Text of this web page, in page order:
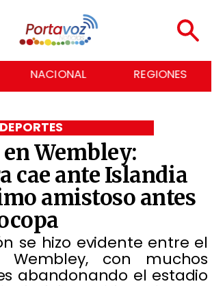
NACIONAL REGIONES
Wembley:
cae ante Islandia
amistoso antes
se hizo evidente entre el
con muchos
abandonando el estadio
DEPORTES